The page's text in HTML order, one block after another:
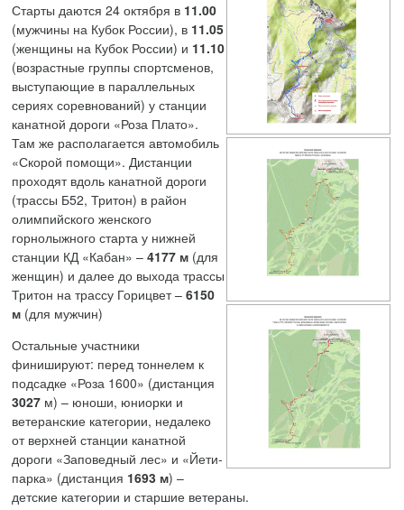
Старты даются 24 октября в 11.00
(мужчины на Кубок России), в 11.05
(женщины на Кубок России) и 11.10
(возрастные группы спортсменов,
выступающие в параллельных
сериях соревнований) у станции
канатной дороги «Роза Плато».
Там же располагается автомобиль
«Скорой помощи». Дистанции
проходят вдоль канатной дороги
(трассы Б52, Тритон) в район
олимпийского женского
горнолыжного старта у нижней
станции КД «Кабан» –4177 м (для
женщин) и далее до выхода трассы
Тритон на трассу Горицвет –6150
м (для мужчин)
Остальные участники
финишируют: перед тоннелем к
подсадке «Роза 1600» (дистанция
3027 м) – юноши, юниорки и
ветеранские категории, недалеко
от верхней станции канатной
дороги «Заповедный лес» и «Йети-
парка» (дистанция 1693 м) –
детские категории и старшие ветераны.